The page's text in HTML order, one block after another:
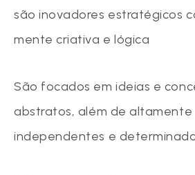
são inovadores estratégicos
mente criativa e lógica
São focados em ideias e
abstratos, além de altamente
independentes e